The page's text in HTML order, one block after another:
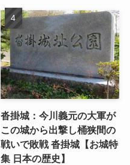
沓掛城：今川義元の大軍が
この城から出撃し桶狭間の
戦いで敗戦 沓掛城【お城特
集 日本の歴史】